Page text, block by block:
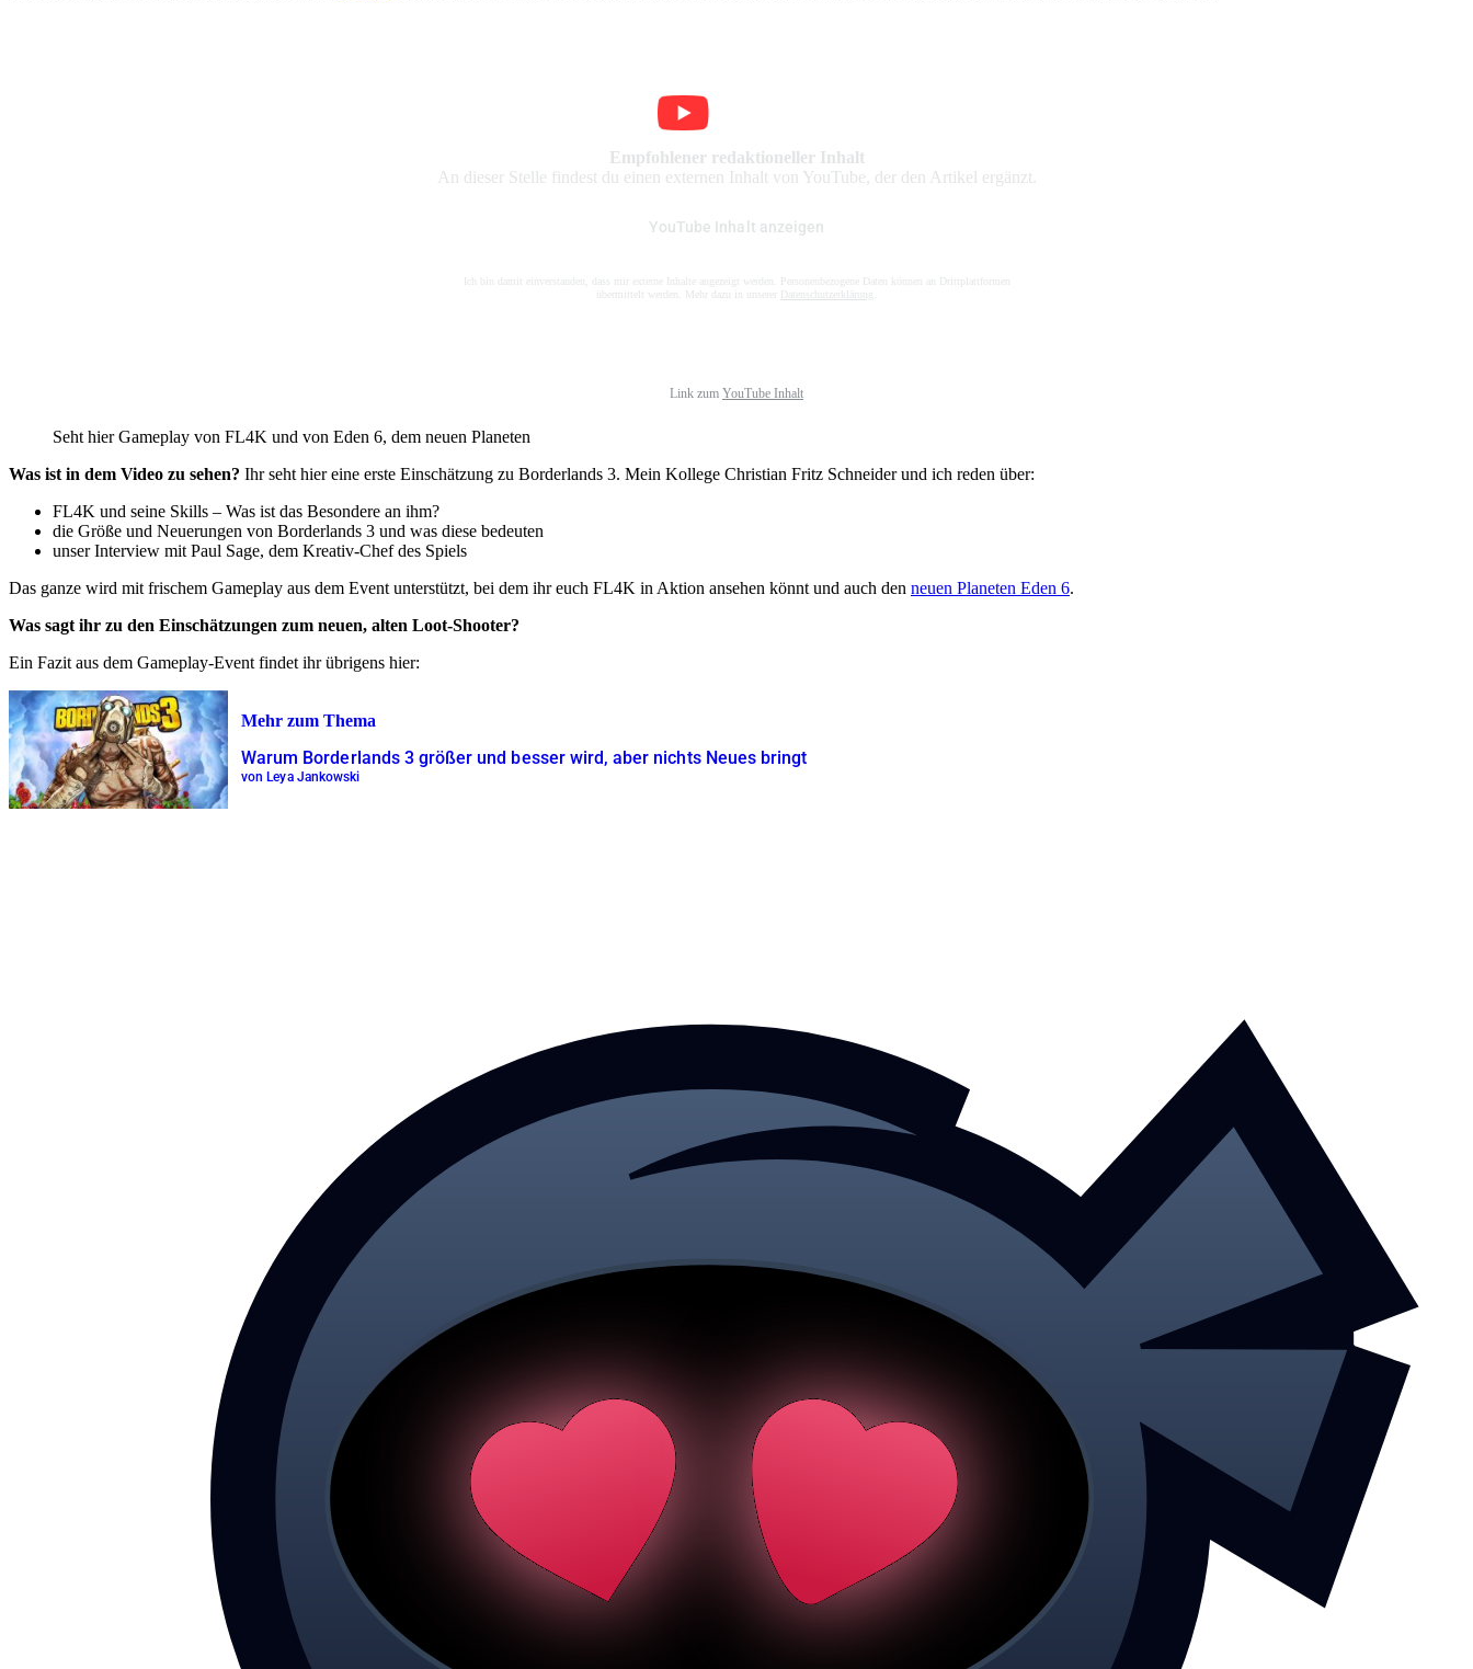
Empfohlener redaktioneller Inhalt
An dieser Stelle findest du einen externen Inhalt von YouTube, der den Artikel ergänzt.
YouTube Inhalt anzeigen
Ich bin damit einverstanden, dass mir externe Inhalte angezeigt werden. Personenbezogene Daten können an Drittplattformen
übermittelt werden. Mehr dazu in unserer Datenschutzerklärung
Link zum YouTube Inhalt
Seht hier Gameplay von FL4K und von Eden 6, dem neuen Planeten
Was ist in dem Video zu sehen? Ihr seht hier eine erste Einschätzung zu Borderlands 3. Mein Kollege Christian Fritz Schneider und ich reden über:
FL4K und seine Skills – Was ist das Besondere an ihm?
die Größe und Neuerungen von Borderlands 3 und was diese bedeuten
unser Interview mit Paul Sage, dem Kreativ-Chef des Spiels
Das ganze wird mit frischem Gameplay aus dem Event unterstützt, bei dem ihr euch FL4K in Aktion ansehen könnt und auch den neuen Planeten Eden 6.
Was sagt ihr zu den Einschätzungen zum neuen, alten Loot-Shooter?
Ein Fazit aus dem Gameplay-Event findet ihr übrigens hier:
Mehr zum Thema
Warum Borderlands 3 größer und besser wird, aber nichts Neues bringt
von Leya Jankowski